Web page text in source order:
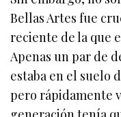
Bellas Artes fue
reciente de la que
Apenas un par de
estaba en el suelo
pero rápidamente